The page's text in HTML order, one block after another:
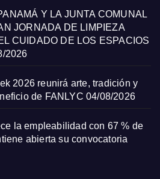
Y LA JUNTA COMUNAL
JORNADA DE LIMPIEZA
CUIDADO DE LOS ESPACIOS
2026
2026 reunirá arte, tradición y
de FANLYC 04/08/2026
la empleabilidad con 67 % de
abierta su convocatoria